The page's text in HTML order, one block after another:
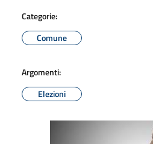
Categorie:
Comune
Argomenti:
Elezioni